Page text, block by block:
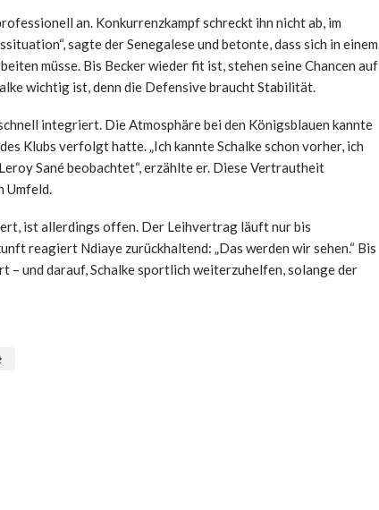
an. Konkurrenzkampf schreckt ihn nicht ab, im
sagte der Senegalese und betonte, dass sich in einem
müsse. Bis Becker wieder fit ist, stehen seine Chancen auf
wichtig ist, denn die Defensive braucht Stabilität.
integriert. Die Atmosphäre bei den Königsblauen kannte
Klubs verfolgt hatte. „Ich kannte Schalke schon vorher, ich
Sané beobachtet“, erzählte er. Diese Vertrautheit
Umfeld.
ist allerdings offen. Der Leihvertrag läuft nur bis
reagiert Ndiaye zurückhaltend: „Das werden wir sehen.“ Bis
– und darauf, Schalke sportlich weiterzuhelfen, solange der